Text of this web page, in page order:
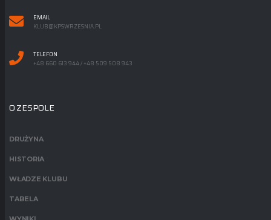
EMAIL
KLUB@KPSWRZESNIA.PL
TELEFON
+48 660 613 944 / +48 509 508 943
O ZESPOLE
DRUŻYNA
HISTORIA
WŁADZE KLUBU
TABELA